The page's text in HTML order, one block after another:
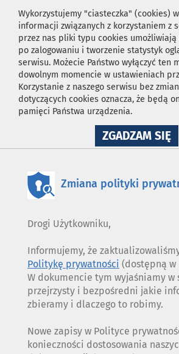
Wykorzystujemy "ciasteczka" (cookies)
informacji związanych z korzystaniem z
przez nas pliki typu cookies
po zalogowaniu i tworzenie statystyk
serwisu. Możecie Państwo wyłączyć ten
dowolnym momencie w ustawieniach
Korzystanie z naszego serwisu bez
dotyczących cookies oznacza, że będą
pamięci Państwa urządzenia.
ZGADZAM SIĘNA
Zmiana polityki
Drogi Użytkowniku,
Informujemy, że
Politykę prywatności (dostępną
W dokumencie tym wyjaśniamy w
przejrzysty i bezpośredni jakie
zbieramy i dlaczego to robimy.
Nowe zapisy w Polityce
konieczności dostosowania